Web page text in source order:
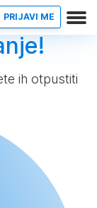
PRIJAVI ME
ih otpustiti